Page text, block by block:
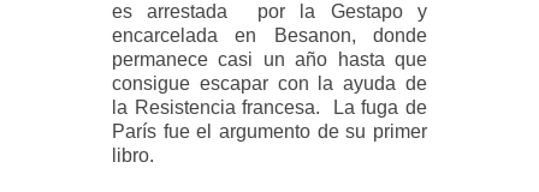
es arrestada por la Gestapo y
encarcelada en Besanon, donde
permanece casi un año hasta que
consigue escapar con la ayuda de
la Resistencia francesa. La fuga de
París fue el argumento de su primer
libro.